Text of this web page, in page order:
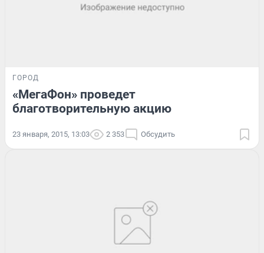
ГОРОД
«МегаФон» проведет
благотворительную акцию
23 января, 2015, 13:03 2 353 Обсудить